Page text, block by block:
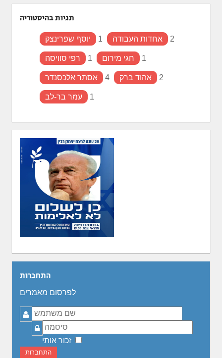
תגיות בהיסטוריה
יוסף שפרינצק 1 אחדות העבודה 2
רפי סוויסה 1 חגי מירום 1
אסתר אלכסנדר 4 אהוד ברק 2
עמר בר-לב 1
התחברות
לפרסום מאמרים
שם
משתמש
סיסמה
זכור אותי
התחברות